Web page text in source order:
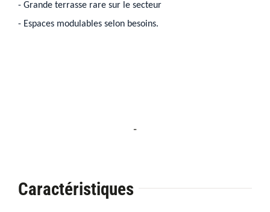
- Grande terrasse rare sur le secteur
- Espaces modulables selon besoins.
-
Caractéristiques